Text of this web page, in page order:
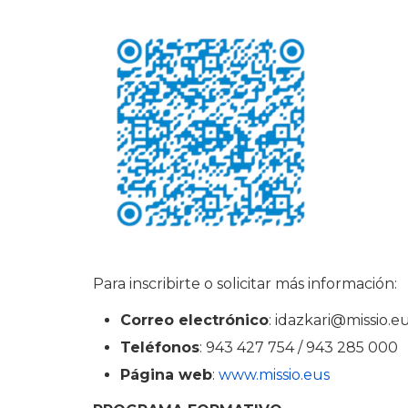
Para inscribirte o solicitar más información:
Correo electrónico:
Teléfonos: 943 427 754 / 943 285 000
Página web: www.missio.eus